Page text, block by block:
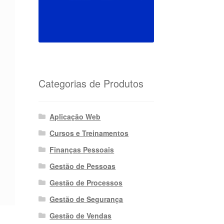
Categorias de Produtos
Aplicação Web
Cursos e Treinamentos
Finanças Pessoais
Gestão de Pessoas
Gestão de Processos
Gestão de Segurança
Gestão de Vendas